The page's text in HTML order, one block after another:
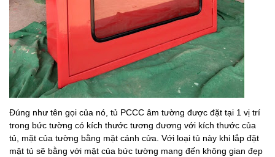
Đúng như tên gọi của nó, tủ PCCC âm tường được đặt tại 1 vị trí
trong bức tường có kích thước tương đương với kích thước của
tủ, mặt của tường bằng mặt cánh cửa. Với loại tủ này khi lắp đặt
mặt tủ sẽ bằng với mặt của bức tường mang đến không gian đẹp